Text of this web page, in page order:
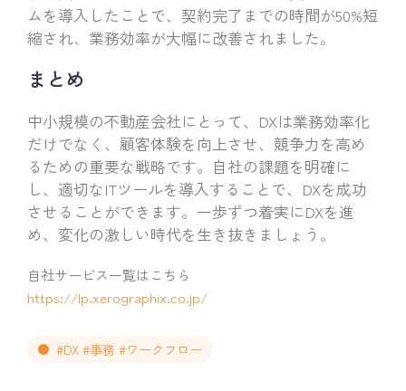
ムを導入したことで、契約完了までの時間が50%短
縮され、業務効率が大幅に改善されました。
まとめ
中小規模の不動産会社にとって、DXは業務効率化
だけでなく、顧客体験を向上させ、競争力を高め
るための重要な戦略です。自社の課題を明確に
し、適切なITツールを導入することで、DXを成功
させることができます。一歩ずつ着実にDXを進
め、変化の激しい時代を生き抜きましょう。
自社サービス一覧はこちら
https://lp.xerographix.co.jp/
#DX #事務 #ワークフロー